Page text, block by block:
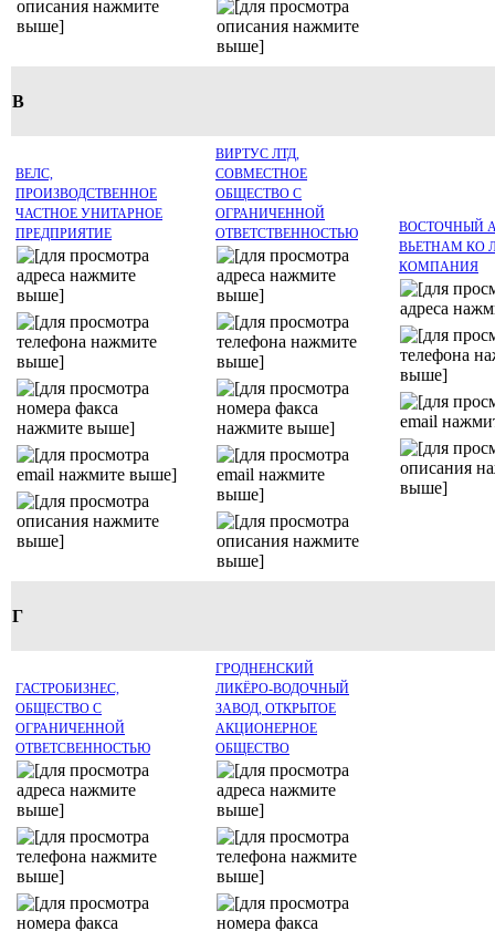
В
ВЕЛС,
ПРОИЗВОДСТВЕННОЕ
ЧАСТНОЕ УНИТАРНОЕ
ПРЕДПРИЯТИЕ
ВИРТУС ЛТД,
СОВМЕСТНОЕ
ОБЩЕСТВО С
ОГРАНИЧЕННОЙ
ОТВЕТСТВЕННОСТЬЮ
ВОСТОЧНЫЙ
ВЬЕТНАМ КО
КОМПАНИЯ
Г
ГАСТРОБИЗНЕС,
ОБЩЕСТВО С
ОГРАНИЧЕННОЙ
ОТВЕТСВЕННОСТЬЮ
ГРОДНЕНСКИЙ
ЛИКЁРО-ВОДОЧНЫЙ
ЗАВОД, ОТКРЫТОЕ
АКЦИОНЕРНОЕ
ОБЩЕСТВО